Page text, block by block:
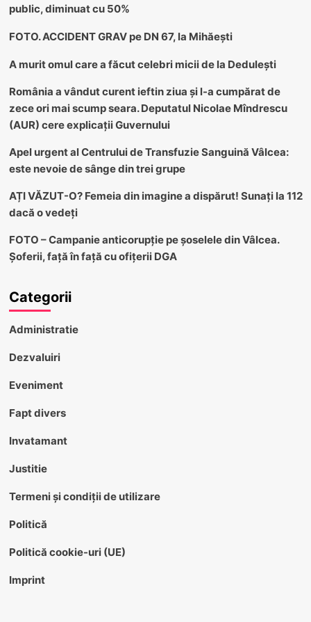
public, diminuat cu 50%
FOTO. ACCIDENT GRAV pe DN 67, la Mihăești
A murit omul care a făcut celebri micii de la Dedulești
România a vândut curent ieftin ziua și l-a cumpărat de
zece ori mai scump seara. Deputatul Nicolae Mîndrescu
(AUR) cere explicații Guvernului
Apel urgent al Centrului de Transfuzie Sanguină Vâlcea:
este nevoie de sânge din trei grupe
AȚI VĂZUT-O? Femeia din imagine a dispărut! Sunați la 112
dacă o vedeți
FOTO – Campanie anticorupție pe șoselele din Vâlcea.
Șoferii, față în față cu ofițerii DGA
Categorii
Administratie
Dezvaluiri
Eveniment
Fapt divers
Invatamant
Justitie
Termeni și condiții de utilizare
Politică
Politică cookie-uri (UE)
Imprint